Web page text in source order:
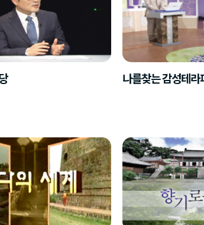
나를찾는 감성테라